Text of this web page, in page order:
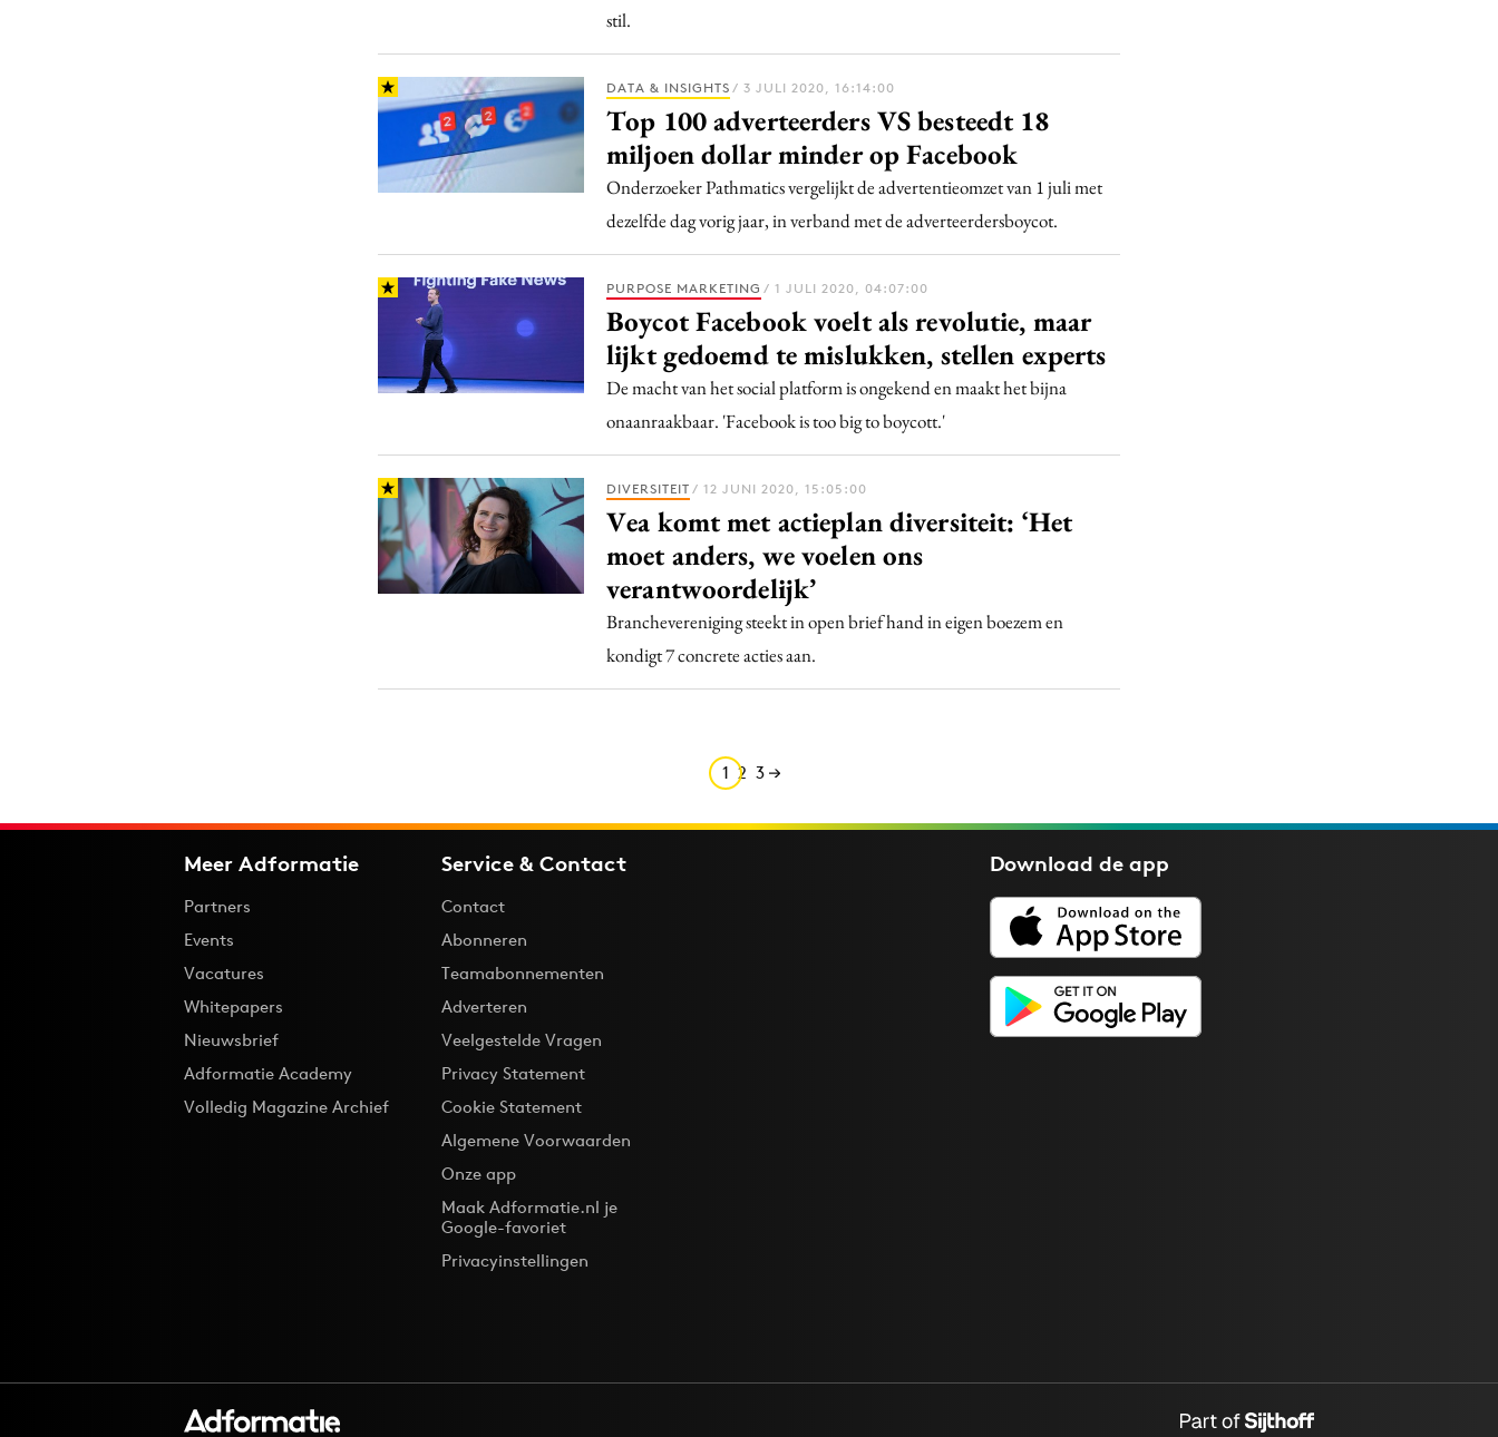
stil.
DATA & INSIGHTS / 3 JULI 2020, 16:14:00
Top 100 adverteerders VS besteedt 18
miljoen dollar minder op Facebook
Onderzoeker Pathmatics vergelijkt de advertentieomzet van 1 juli met
dezelfde dag vorig jaar, in verband met de adverteerdersboycot.
PURPOSE MARKETING / 1 JULI 2020, 04:07:00
Boycot Facebook voelt als revolutie, maar
lijkt gedoemd te mislukken, stellen experts
De macht van het social platform is ongekend en maakt het bijna
onaanraakbaar. 'Facebook is too big to boycott.'
DIVERSITEIT / 12 JUNI 2020, 15:05:00
Vea komt met actieplan diversiteit: ‘Het
moet anders, we voelen ons
verantwoordelijk’
Branchevereniging steekt in open brief hand in eigen boezem en
kondigt 7 concrete acties aan.
1 2 3
Meer Adformatie
Partners
Events
Vacatures
Whitepapers
Nieuwsbrief
Adformatie Academy
Volledig Magazine Archief
Service & Contact
Contact
Abonneren
Teamabonnementen
Adverteren
Veelgestelde Vragen
Privacy Statement
Cookie Statement
Algemene Voorwaarden
Onze app
Maak Adformatie.nl je
Google-favoriet
Privacyinstellingen
Download deapp